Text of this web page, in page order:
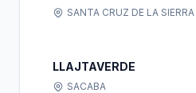
SANTA CRUZ DE LA SIERRA
LLAJTAVERDE
SACABA